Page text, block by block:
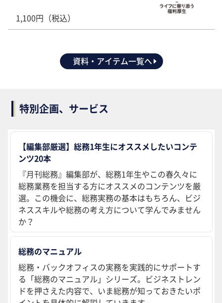
1,100円（税込）
資料・アイテム一覧へ
特別企画、サービス
【編集部厳選】総務1年生にオススメしたいコンテ
ンツ20本
『月刊総務』編集部が、総務1年生やこの春久々に
総務業務を担当する方にオススメのコンテンツを厳
選。この機会に、総務実務の基本はもちろん、ビジ
ネススキルや総務の考え方について学んでみません
か？
総務のマニュアル
総務・バックオフィスの実務を実践的にサポートす
る「総務のマニュアル」シリーズ。ビジネストレン
ドを押さえた内容で、いま総務が知っておきたいポ